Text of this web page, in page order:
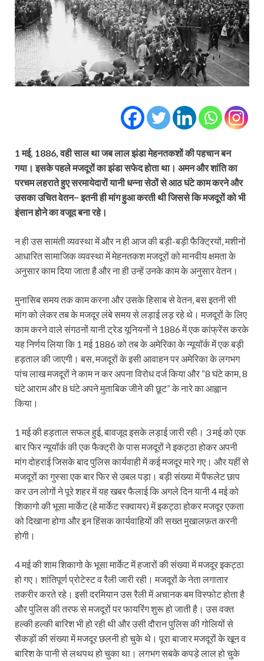
1 मई, 1886, वही साल था जब लाल झंडा मेहनतकशों की पहचान बन
गया। इसके पहले मजदूरों का झंडा सफेद होता था। अमन और शांति का
परचम लहराते हुए सरमायेदारों यानी धन्ना सेठों से आठ घंटे काम करने और
उसका उचित वेतन− इतनी ही मांग हुआ करती थी जिससे कि मजदूरों को भी
इंसान होने का वजूद बना रहे।
न ही उस सामंती व्यवस्था में और न ही आज की बड़ी-बड़ी फैक्ट्रियों, मशीनों
आधारित सामाजिक व्यवस्था में मेहनतकश मजदूरों को मानवीय क्षमता के
अनुसार काम दिया जाता है और ना ही उन्हें उनके काम के अनुसार वेतन।
मुनासिब समय तक काम करना और उसके हिसाब से वेतन, बस इतनी सी
मांग को लेकर तब के मजदूर लंबे समय से लड़ाई लड़ रहे थे। मजदूरों के लिए
काम करने वाले संगठनों यानी ट्रेड यूनियनों ने 1886 में एक कांफ्रेंस करके
यह निर्णय लिया कि 1 मई 1886 को तब के अमेरिका के न्यूयॉर्क में एक बड़ी
हड़ताल की जाएगी। बस, मजदूरों के इसी आवाहन पर अमेरिका के लगभग
पांच लाख मजदूरों ने काम न कर अपना विरोध दर्ज किया और “8 घंटे काम, 8
घंटे आराम और 8 घंटे अपने मुताबिक जीने की छूट” के नारे का आह्वान
किया।
1 मई की हड़ताल सफल हुई, बावजूद इसके लड़ाई जारी रही। 3 मई को एक
बार फिर न्यूयॉर्क की एक फैक्ट्री के पास मजदूरों ने इकट्ठा होकर अपनी
मांग दोहराई जिसके बाद पुलिस कार्यवाही में कई मजदूर मारे गए। और यहीं से
मजदूरों का गुस्सा एक बार फिर से उबल पड़ा। बड़ी संख्या में पैंफलेट छाप
कर उन लोगों ने पूरे शहर में यह खबर फैलाई कि अगले दिन यानी 4 मई को
शिकागो की भूसा मार्केट (हे मार्केट स्क्वायर) में इकट्ठा होकर मजदूर एकता
को दिखाना होगा और इन हिंसक कार्यवाहियों की सख्त मुखालफ़त करनी
होगी।
4 मई की शाम शिकागो के भूसा मार्केट में हजारों की संख्या में मजदूर इकट्ठा
हो गए। शांतिपूर्ण प्रोटेस्ट व रैली जारी रही। मजदूरों के नेता लगातार
तकरीर करते रहे। इसी दरमियान उस रैली में अचानक बम विस्फोट होता है
और पुलिस की तरफ से मजदूरों पर फायरिंग शुरू हो जाती है। उस वक्त
हल्की हल्की बारिश भी हो रही थी और उसी दौरान पुलिस की गोलियों से
सैकड़ों की संख्या में मजदूर छलनी हो चुके थे। पूरा बाजार मजदूरों के खून व
बारिश के पानी से लथपथ हो चुका था। लगभग सबके कपड़े लाल हो चुके